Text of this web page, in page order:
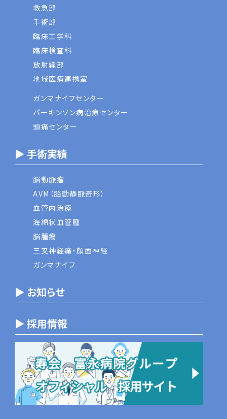
救急部
手術部
臨床工学科
臨床検査科
放射線部
地域医療連携室
ガンマナイフセンター
パーキンソン病治療センター
頭痛センター
▶ 手術実績
脳動脈瘤
AVM（脳動静脈奇形）
血管内治療
海綿状血管腫
脳腫瘍
三叉神経痛・顔面神経
ガンマナイフ
▶ お知らせ
▶ 採用情報